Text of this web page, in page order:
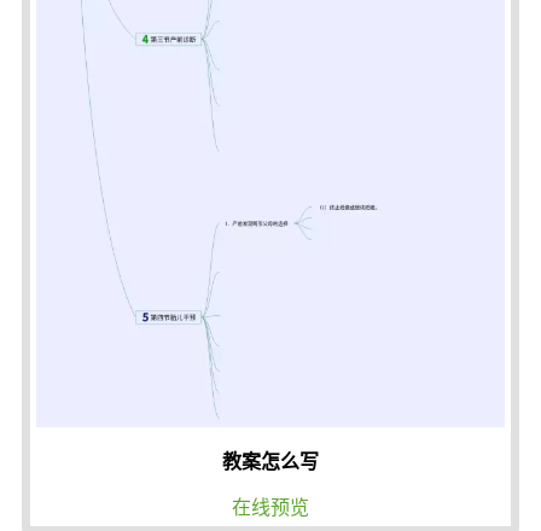
教案怎么写
在线预览